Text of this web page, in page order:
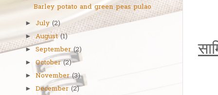
Barley potato and green peas pulao
►July (2)
►August (1)
►September (2)
►October (2)
►November (3)
►December (2)